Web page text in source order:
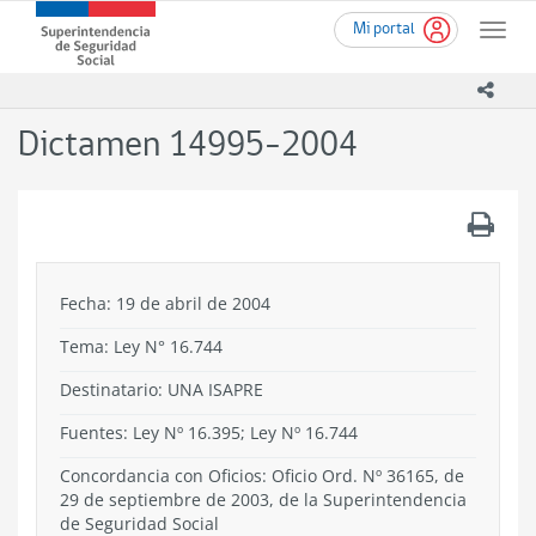
contenido
Mi portal
Toggle
Superintendencia
de
-
Dictamen 14995-2004
Fecha: 19 de abril de 2004
Tema: Ley N° 16.744
Destinatario: UNA ISAPRE
Fuentes: Ley Nº 16.395; Ley Nº 16.744
Concordancia con Oficios: Oficio Ord. Nº 36165, de
29 de septiembre de 2003, de la Superintendencia
de Seguridad Social